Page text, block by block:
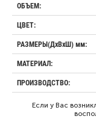
ОБЪЕМ:
ЦВЕТ:
РАЗМЕРЫ(ДхВхШ) мм:
МАТЕРИАЛ:
ПРОИЗВОДСТВО:
Если у Вас